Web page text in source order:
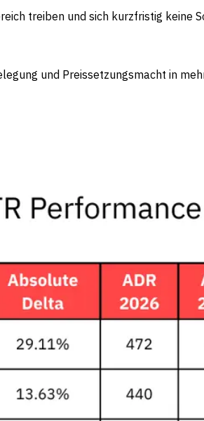
treiben und sich kurzfristig keine
und Preissetzungsmacht in